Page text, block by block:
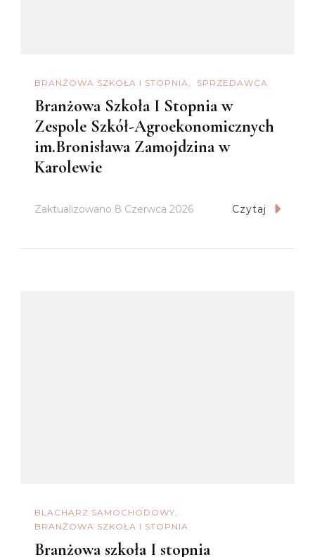
BRANŻOWA SZKOŁA I STOPNIA SPRZEDAWCA
Branżowa Szkoła I Stopnia w
Zespole Szkół-Agroekonomicznych
im.Bronisława Zamojdzina w
Karolewie
Zaktualizowano 8 Czerwca 2026 Czytaj
BLACHARZ SAMOCHODOWY
BRANŻOWA SZKOŁA I STOPNIA
Branżowa szkoła I stopnia